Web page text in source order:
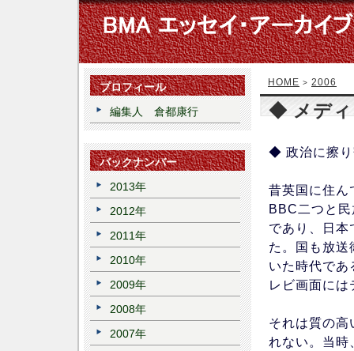
HOME > 2006
◆ メディ
◆ 政治に擦
昔英国に住ん
BBC二つと
であり、日
た。国も放
いた時代で
レビ画面に
それは質の高
れない。当
プロフィール
編集人 倉都康行
バックナンバー
2013年
2012年
2011年
2010年
2009年
2008年
2007年